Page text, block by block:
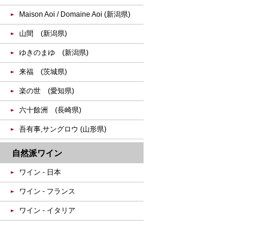
Maison Aoi / Domaine Aoi (新潟県)
山間 (新潟県)
ゆきのまゆ (新潟県)
来福 (茨城県)
楽の世 (愛知県)
六十餘洲 (長崎県)
吾有事,サングロウ (山形県)
自然派ワイン
ワイン - 日本
ワイン - フランス
ワイン - イタリア